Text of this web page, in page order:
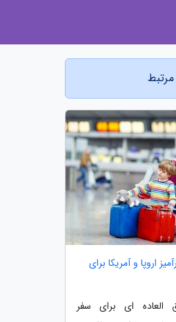
مرتبط
اروپا و آمریکا برای
العاده ای برای سفر